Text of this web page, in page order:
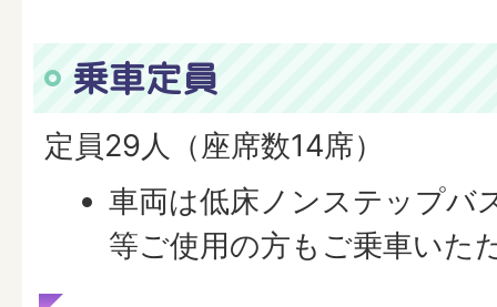
乗車定員
定員29人（座席数14席）
車両は低床ノンステップバ
等ご使用の方もご乗車いた